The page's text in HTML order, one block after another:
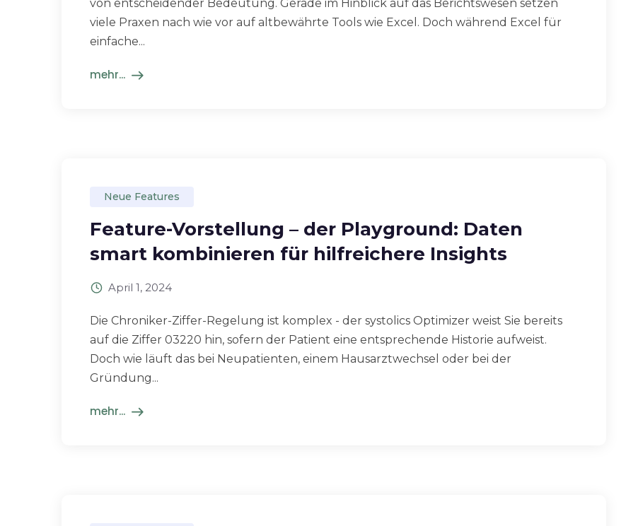
von entscheidender Bedeutung. Gerade im Hinblick auf das Berichtswesen setzen
viele Praxen nach wie vor auf altbewährte Tools wie Excel. Doch während Excel für
einfache...
mehr...
Neue Features
Feature-Vorstellung – der Playground: Daten
smart kombinieren für hilfreichere Insights
April 1, 2024
Die Chroniker-Ziffer-Regelung ist komplex - der systolics Optimizer weist Sie bereits
auf die Ziffer 03220 hin, sofern der Patient eine entsprechende Historie aufweist.
Doch wie läuft das bei Neupatienten, einem Hausarztwechsel oder bei der
Gründung...
mehr...